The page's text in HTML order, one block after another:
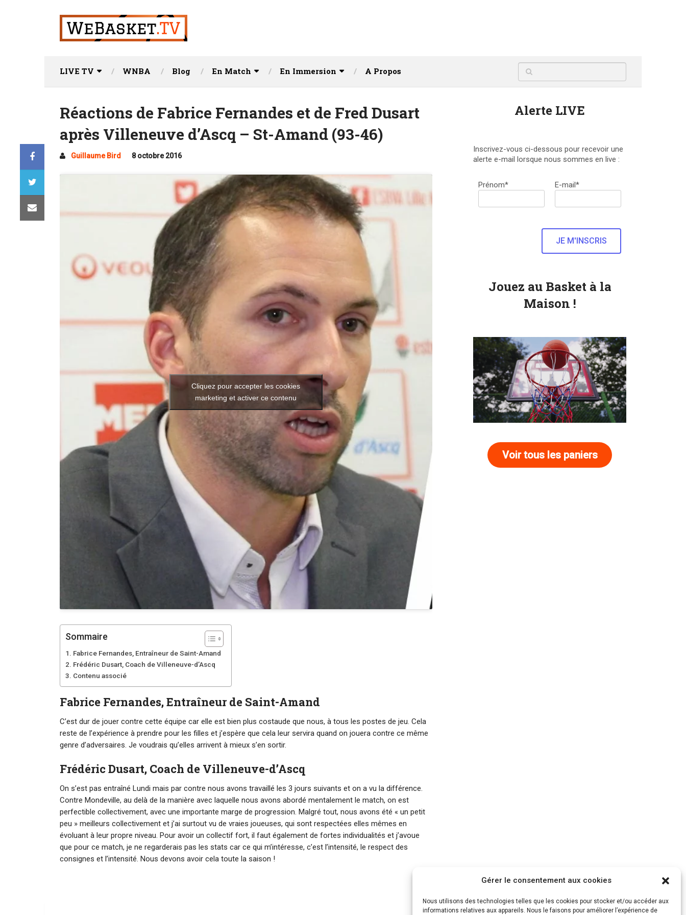
Gérer le consentement aux cookies
Nous utilisons des technologies telles que les cookies pour stocker et/ou accéder aux
informations relatives aux appareils. Nous le faisons pour améliorer l’expérience de
LIVE TV WNBA Blog En Match En Immersion A Propos
Réactions de Fabrice Fernandes et de Fred Dusart
après Villeneuve d’Ascq – St-Amand (93-46)
Guillaume Bird 8 octobre 2016
Cliquez pour accepter les cookies
marketing et activer ce contenu
Sommaire
Fabrice Fernandes, Entraîneur de Saint-Amand
Frédéric Dusart, Coach de Villeneuve-d’Ascq
Contenu associé
Fabrice Fernandes, Entraîneur de Saint-Amand
C’est dur de jouer contre cette équipe car elle est bien plus costaude que nous, à tous les postes de jeu. Cela
reste de l’expérience à prendre pour les filles et j’espère que cela leur servira quand on jouera contre ce même
genre d’adversaires. Je voudrais qu’elles arrivent à mieux s’en sortir.
Frédéric Dusart, Coach de Villeneuve-d’Ascq
On s’est pas entraîné Lundi mais par contre nous avons travaillé les 3 jours suivants et on a vu la différence.
Contre Mondeville, au delà de la manière avec laquelle nous avons abordé mentalement le match, on est
perfectible collectivement, avec une importante marge de progression. Malgré tout, nous avons été « un petit
peu » meilleurs collectivement et j’ai surtout vu de vraies joueuses, qui sont respectées elles mêmes en
évoluant à leur propre niveau. Pour avoir un collectif fort, il faut également de fortes individualités et j’avoue
que pour ce match, je ne regarderais pas les stats car ce qui m’intéresse, c’est l’intensité, le respect des
consignes et l’intensité. Nous devons avoir cela toute la saison !
Alerte LIVE
Inscrivez-vous ci-dessous pour recevoir une
alerte e-mail lorsque nous sommes en live :
Prénom* E-mail*
Jouez au Basket à la
Maison !
Voir tous les paniers